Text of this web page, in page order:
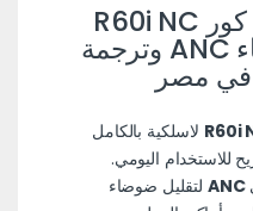
سماعات أنكر ساوند كور R60i NC
لاسلكية بعزل ضوضاء ANC وترجمة
في مصر
لاسلكية بالكامل
ANC لتقليل ضوضاء